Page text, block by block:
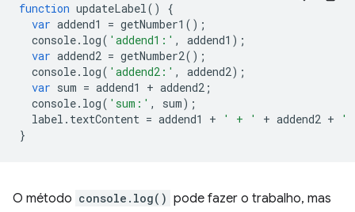
function updateLabel()
{
var addend1 = getNumber1 ();
console. log( 'addend1:' , addend1 );
var addend2 = getNumber2();
console. log( 'addend2:' , addend2);
var sum = addend1 + addend2 ;
console. log( 'sum:' , sum);
label . textContent = addend1 + ' + ' + addend2 +
'
}
O método console.log() pode fazer o trabalho, mas